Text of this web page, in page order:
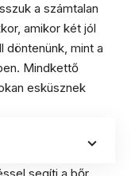
a számtalan
amikor két jól
mint a
Mindkettő
esküsznek